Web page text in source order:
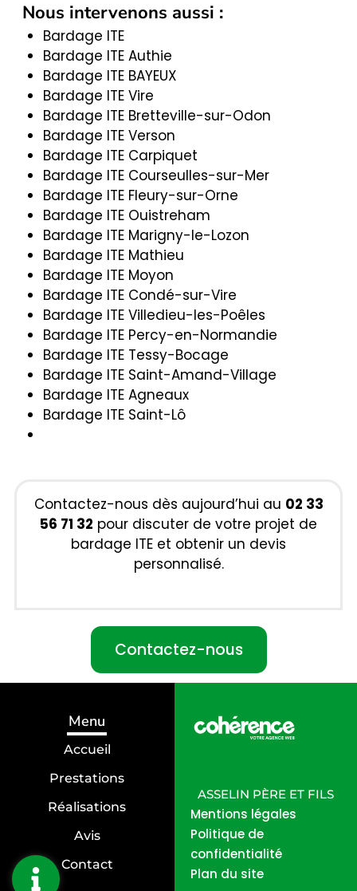
Nous intervenons aussi :
Bardage ITE
Bardage ITE Authie
Bardage ITE BAYEUX
Bardage ITE Vire
Bardage ITE Bretteville-sur-Odon
Bardage ITE Verson
Bardage ITE Carpiquet
Bardage ITE Courseulles-sur-Mer
Bardage ITE Fleury-sur-Orne
Bardage ITE Ouistreham
Bardage ITE Marigny-le-Lozon
Bardage ITE Mathieu
Bardage ITE Moyon
Bardage ITE Condé-sur-Vire
Bardage ITE Villedieu-les-Poêles
Bardage ITE Percy-en-Normandie
Bardage ITE Tessy-Bocage
Bardage ITE Saint-Amand-Village
Bardage ITE Agneaux
Bardage ITE Saint-Lô
Contactez-nous dès aujourd’hui au 02 33
56 71 32 pour discuter de votre projet de
bardage ITE et obtenir un devis
personnalisé.
Contactez-nous
Menu
Accueil
Prestations
Réalisations
Avis
Contact
ASSELIN PÈRE ET FILS
Mentions légales
Politique de
confidentialité
Plan du site